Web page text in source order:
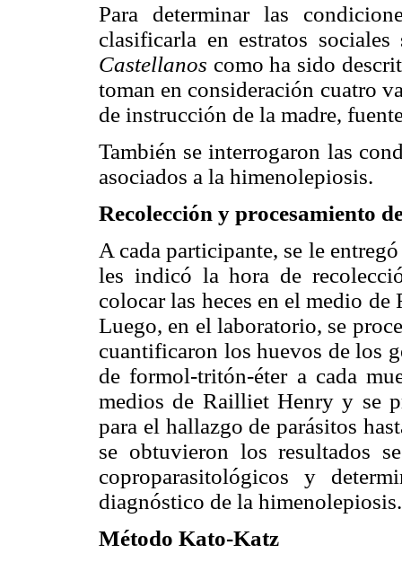
Para determinar las
clasificarla en estratos
Castellanos como ha sido
toman en consideración cuatro
de instrucción de la madre,
También se interrogaron las
asociados a la himenolepiosis.
Recolección y procesamiento
A cada participante, se le
les indicó la hora de
colocar las heces en el medio
Luego, en el laboratorio, se
cuantificaron los huevos de los
de formol-tritón-éter a cada
medios de Railliet Henry y se
para el hallazgo de parásitos
se obtuvieron los resultados
coproparasitológicos y
diagnóstico de la himenolepiosis.
Método Kato-Katz